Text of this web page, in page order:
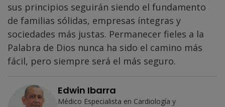
sus principios seguirán siendo el fundamento
de familias sólidas, empresas íntegras y
sociedades más justas. Permanecer fieles a la
Palabra de Dios nunca ha sido el camino más
fácil, pero siempre será el más seguro.
Edwin Ibarra
Médico Especialista en Cardiología y